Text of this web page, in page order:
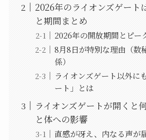
2026年のライオンズゲート
と期間まとめ
2026年の開放期間とピー
8月8日が特別な理由（数
係）
ライオンズゲート以外に
ート」とは
ライオンズゲートが開くと
と体への影響
直感が冴え、内なる声が